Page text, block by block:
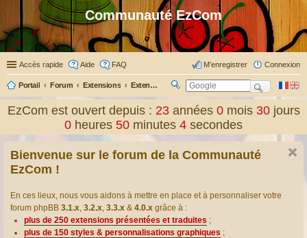
Communauté EzCom
Accès rapide Aide FAQ Connexion
M’enregistrer
Portail Forum Extensions Extensions présentées & traduites
er
EzCom est ouvert depuis : 23 années0 mois30 jours
0 heures 50 minutes 4 secondes
Bienvenue sur le forum de la Communauté
EzCom !
En ces lieux, nous vous aidons à mettre en place et à personnaliser votre
forum phpBB 3.1.x, 3.2.x, 3.3.x & 4.0.x grâce à :
plus de 250 extensions présentées et traduites ;
plus de 150 styles & personnalisations graphiques ;